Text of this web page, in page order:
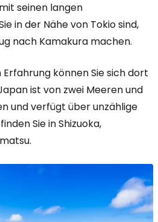
mit seinen langen
in der Nähe von Tokio sind,
nach Kamakura machen.
können Sie sich dort
ist von zwei Meeren und
und verfügt über unzählige
Sie in Shizuoka,